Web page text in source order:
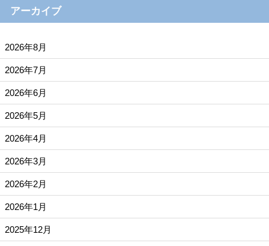
アーカイブ
2026年8月
2026年7月
2026年6月
2026年5月
2026年4月
2026年3月
2026年2月
2026年1月
2025年12月